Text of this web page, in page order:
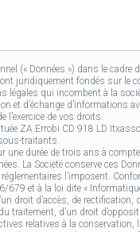
(« Données ») dans le cadre
juridiquement fondés sur le
légales qui incombent à la
et d’échange d’informations
l’exercice de vos droits.
ZA Errobi CD 918 LD
traitants.
une durée de trois ans à
La Société conserve ces
l’imposent.
679 et à la loi dite «
droit d’accès, de rectification,
traitement, d’un droit
relatives à la conservation,